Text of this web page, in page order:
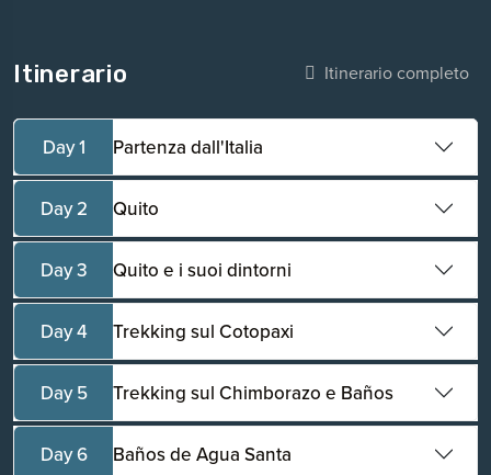
Itinerario completo
Itinerario
Day 1 Partenza dall'Italia
Day 2 Quito
Day 3 Quito e i suoi dintorni
Day 4 Trekking sul Cotopaxi
Day 5 Trekking sul Chimborazo e Baños
Day 6 Baños de Agua Santa